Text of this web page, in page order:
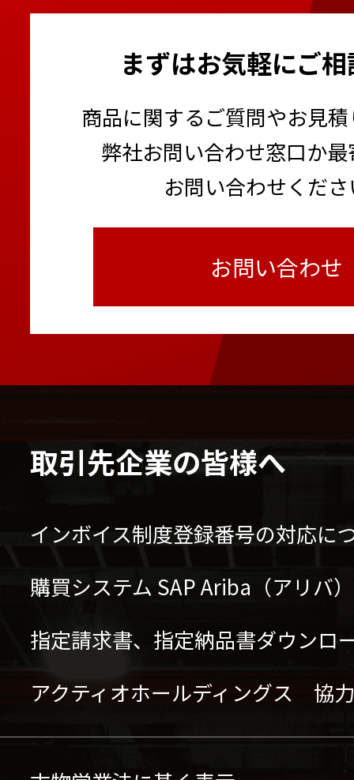
まずはお気軽にご
商品に関するご質問やお見
弊社お問い合わせ窓口か
お問い合わせくだ
お問い合わせ
取引先企業の皆様へ
インボイス制度登録番号の対応に
購買システム SAP Ariba（アリバ
指定請求書、指定納品書ダウンロ
アクティオホールディングス 協